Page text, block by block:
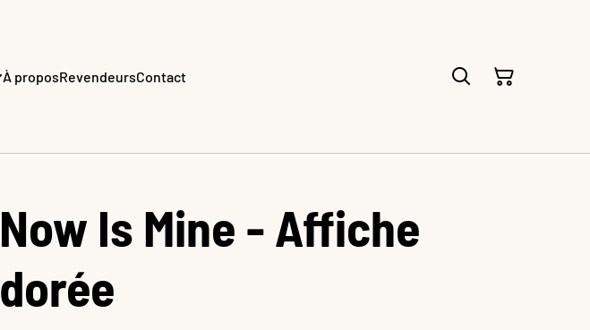
À proposRevendeursContact
Now Is Mine - Affiche
dorée